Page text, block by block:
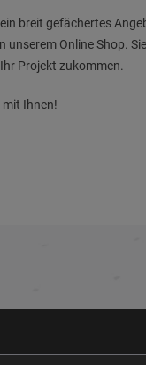
breit gefächertes
Online Shop.
Projekt zukommen.
Ihnen!